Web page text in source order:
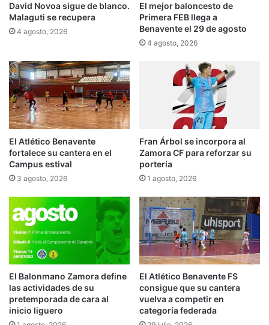
David Novoa sigue de blanco.
Malaguti se recupera
4 agosto, 2026
El mejor baloncesto de
Primera FEB llega a
Benavente el 29 de agosto
4 agosto, 2026
El Atlético Benavente
fortalece su cantera en el
Campus estival
3 agosto, 2026
Fran Árbol se incorpora al
Zamora CF para reforzar su
portería
1 agosto, 2026
El Balonmano Zamora define
las actividades de su
pretemporada de cara al
inicio liguero
El Atlético Benavente FS
consigue que su cantera
vuelva a competir en
categoría federada